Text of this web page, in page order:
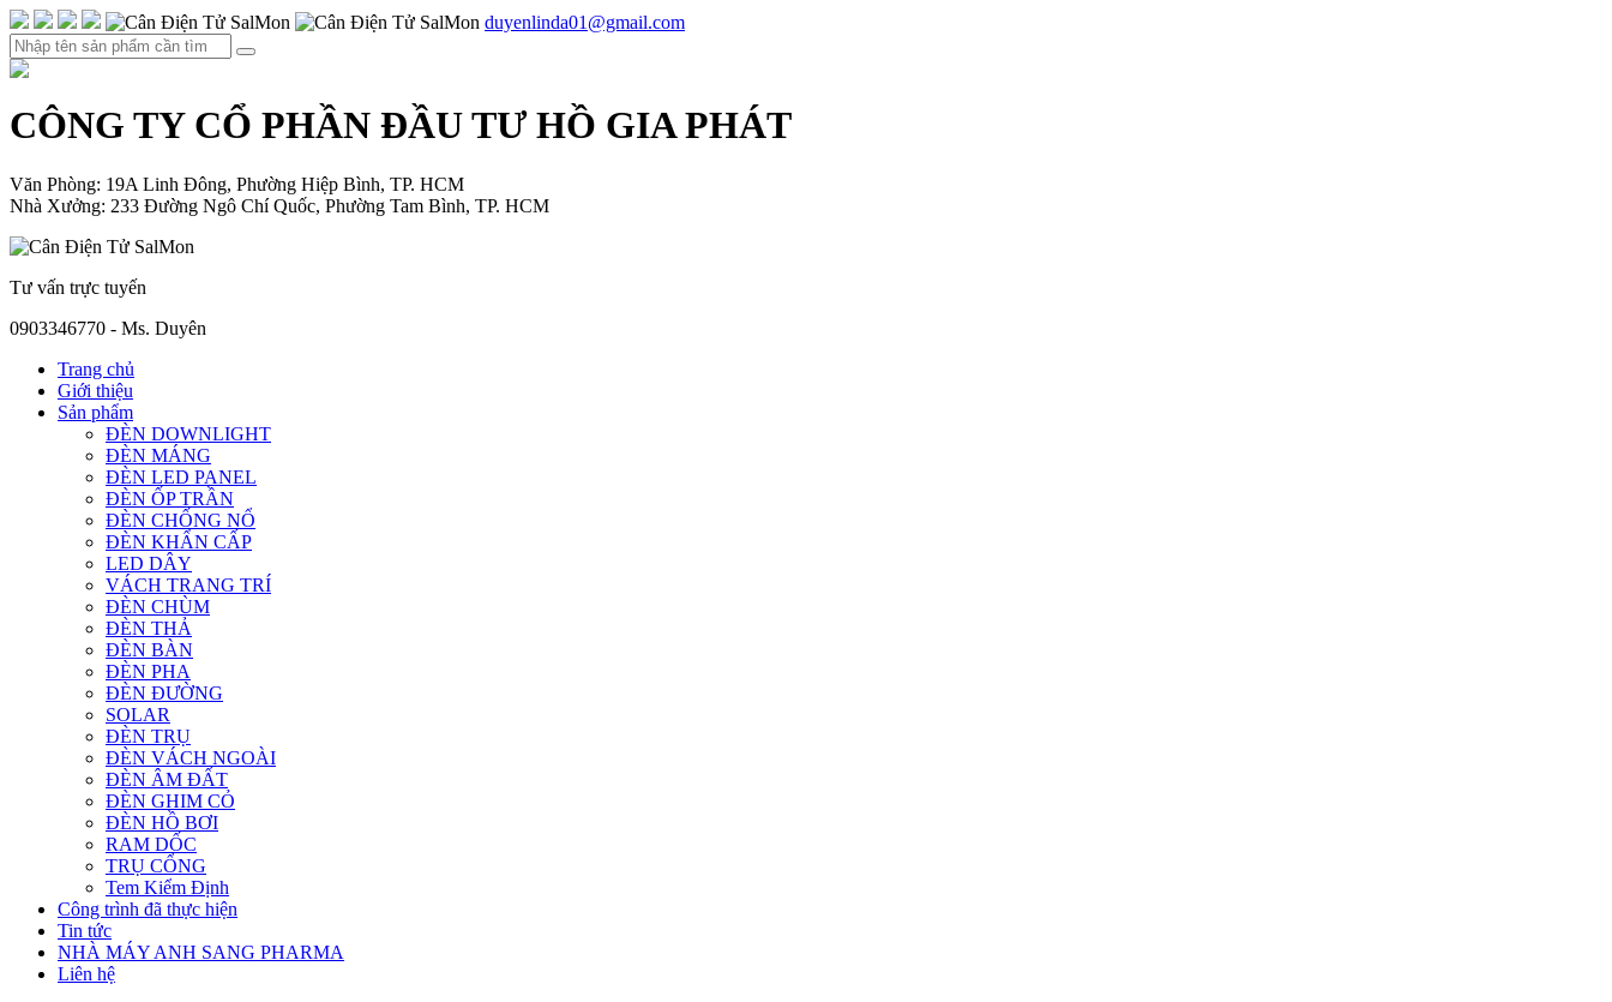
duyenlinda01@gmail.com
CÔNG TY CỔ PHẦN ĐẦU TƯ HỒ GIA PHÁT
Văn Phòng: 19A Linh Đông, Phường Hiệp Bình, TP. HCM
Nhà Xưởng: 233 Đường Ngô Chí Quốc, Phường Tam Bình, TP. HCM
Tư vấn trực tuyến
0903346770 - Ms. Duyên
Trang chủ
Giới thiệu
Sản phẩm
ĐÈN DOWNLIGHT
ĐÈN MÁNG
ĐÈN LED PANEL
ĐÈN ỐP TRẦN
ĐÈN CHỐNG NỔ
ĐÈN KHẨN CẤP
LED DÂY
VÁCH TRANG TRÍ
ĐÈN CHÙM
ĐÈN THẢ
ĐÈN BÀN
ĐÈN PHA
ĐÈN ĐƯỜNG
SOLAR
ĐÈN TRỤ
ĐÈN VÁCH NGOÀI
ĐÈN ÂM ĐẤT
ĐÈN GHIM CỎ
ĐÈN HỒ BƠI
RAM DỐC
TRỤ CỔNG
Tem Kiểm Định
Công trình đã thực hiện
Tin tức
NHÀ MÁY ANH SANG PHARMA
Liên hệ